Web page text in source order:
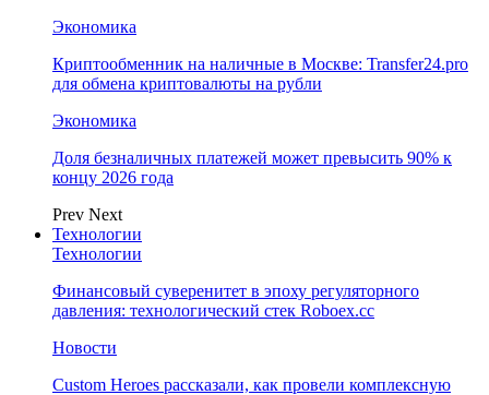
Экономика
Криптообменник на наличные в Москве: Transfer24.pro
для обмена криптовалюты на рубли
Экономика
Доля безналичных платежей может превысить 90% к
концу 2026 года
Prev Next
Технологии
Технологии
Финансовый суверенитет в эпоху регуляторного
давления: технологический стек Roboex.cc
Новости
Custom Heroes рассказали, как провели комплексную